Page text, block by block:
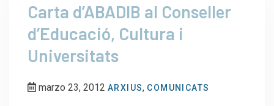
Carta d’ABADIB al Conseller
d’Educació, Cultura‏ i
Universitats
marzo 23, 2012 ARXIUS, COMUNICATS